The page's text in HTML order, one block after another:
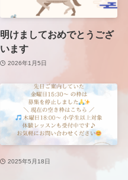
明けましておめでとうござ
います
2026年1月5日
2025年5月18日